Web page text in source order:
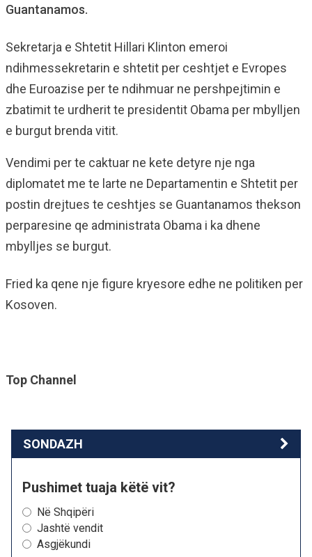
Guantanamos.
Sekretarja e Shtetit Hillari Klinton emeroi
ndihmessekretarin e shtetit per ceshtjet e Evropes
dhe Euroazise per te ndihmuar ne pershpejtimin e
zbatimit te urdherit te presidentit Obama per mbylljen
e burgut brenda vitit.
Vendimi per te caktuar ne kete detyre nje nga
diplomatet me te larte ne Departamentin e Shtetit per
postin drejtues te ceshtjes se Guantanamos thekson
perparesine qe administrata Obama i ka dhene
mbylljes se burgut.
Fried ka qene nje figure kryesore edhe ne politiken per
Kosoven.
Top Channel
SONDAZH
Pushimet tuaja këtë vit?
Në Shqipëri
Jashtë vendit
Asgjëkundi